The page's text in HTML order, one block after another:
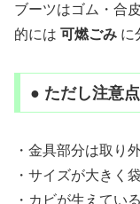
ブーツはゴム・合
的には 可燃ごみ に
● ただし注意点
・金具部分は取り
・サイズが大きく
・カビが生えてい